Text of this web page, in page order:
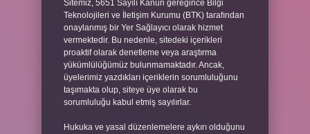
Sitemiz, 5651 Sayılı Kanun gereğince Bilgi
Teknolojileri ve İletişim Kurumu (BTK) tarafından
onaylanmış bir Yer Sağlayıcı olarak hizmet
vermektedir. Bu nedenle, sitedeki içerikleri
proaktif olarak denetleme veya araştırma
yükümlülüğümüz bulunmamaktadır. Ancak,
üyelerimiz yazdıkları içeriklerin sorumluluğunu
taşımakta olup, siteye üye olarak bu
sorumluluğu kabul etmiş sayılırlar.
Hukuka ve yasal düzenlemelere aykırı olduğunu